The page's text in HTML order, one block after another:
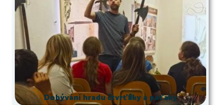
Dobývání hradu čtvrťáky a páťáky